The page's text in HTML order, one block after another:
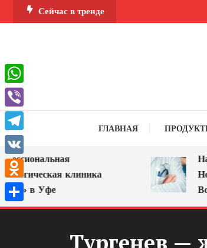
Перейти
к
Сейчас в тренде
ГЛАВНАЯ
клиника
в Уфе
Тургенев —
WhatsApp
Viber
Telegram
VK
Odnoklassniki
Отправить